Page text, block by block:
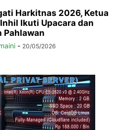
Harkitnas 2026, Ketua
Inhil Ikuti Upacara dan
Pahlawan
- 20/05/2026